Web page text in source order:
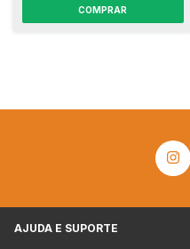
COMPRAR
AJUDA E SUPORTE